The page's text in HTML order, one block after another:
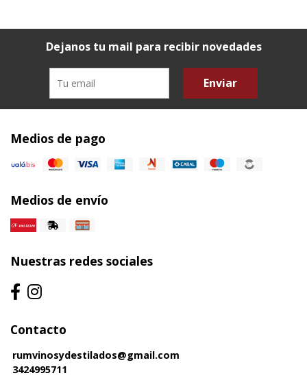
Dejanos tu mail para recibir novedades
Enviar
Medios de pago
Medios de envío
Nuestras redes sociales
Contacto
rumvinosydestilados@gmail.com
3424995711